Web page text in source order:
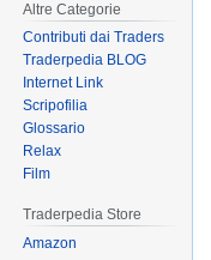
Altre Categorie
Contributi dai Traders
Traderpedia BLOG
Internet Link
Scripofilia
Glossario
Relax
Film
Traderpedia Store
Amazon